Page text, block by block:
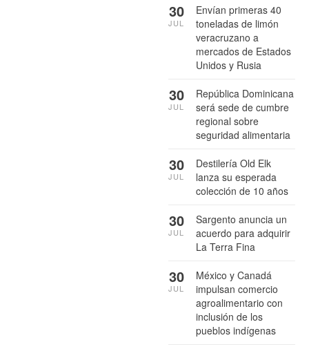
Envían primeras 40
toneladas de limón
veracruzano a
mercados de Estados
Unidos y Rusia
30
JUL
República Dominicana
será sede de cumbre
regional sobre
seguridad alimentaria
30
JUL
Destilería Old Elk
lanza su esperada
colección de 10 años
30
JUL
Sargento anuncia un
acuerdo para adquirir
La Terra Fina
30
JUL
México y Canadá
impulsan comercio
agroalimentario con
inclusión de los
pueblos indígenas
30
JUL